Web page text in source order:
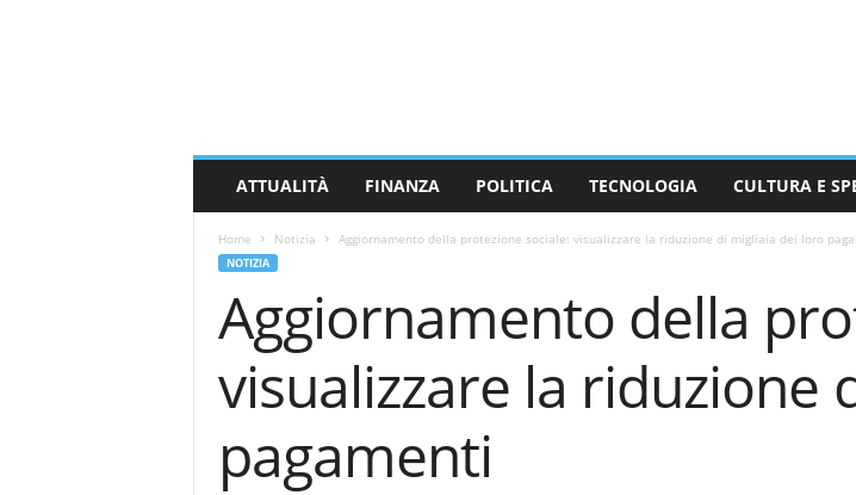
ATTUALITÀ FINANZA POLITICA TECNOLOGIA CULTURA E
Home Notizia Aggiornamento della protezione sociale: visualizzare la riduzione di migliaia dei loro
NOTIZIA
Aggiornamento della
visualizzare la riduzione
pagamenti